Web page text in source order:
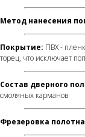
Метод нанесения
Покрытие: ПВХ -
торец, что исключает
Состав дверного
смоляных карманов
Фрезеровка